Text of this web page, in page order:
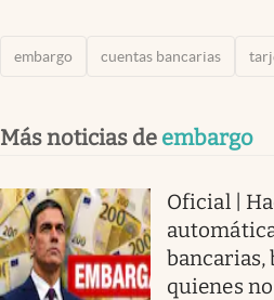
embargo cuentas bancarias
Más noticias de embargo
Oficial |
bancarias,
quienes